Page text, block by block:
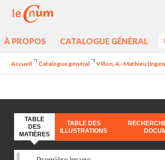
À PROPOS CATALOGUE GÉNÉRAL
Accueil Catalogue général Villon, A.-Mathieu
TABLE
DES
MATIÈRES
TABLE DES
ILLUSTRATIONS